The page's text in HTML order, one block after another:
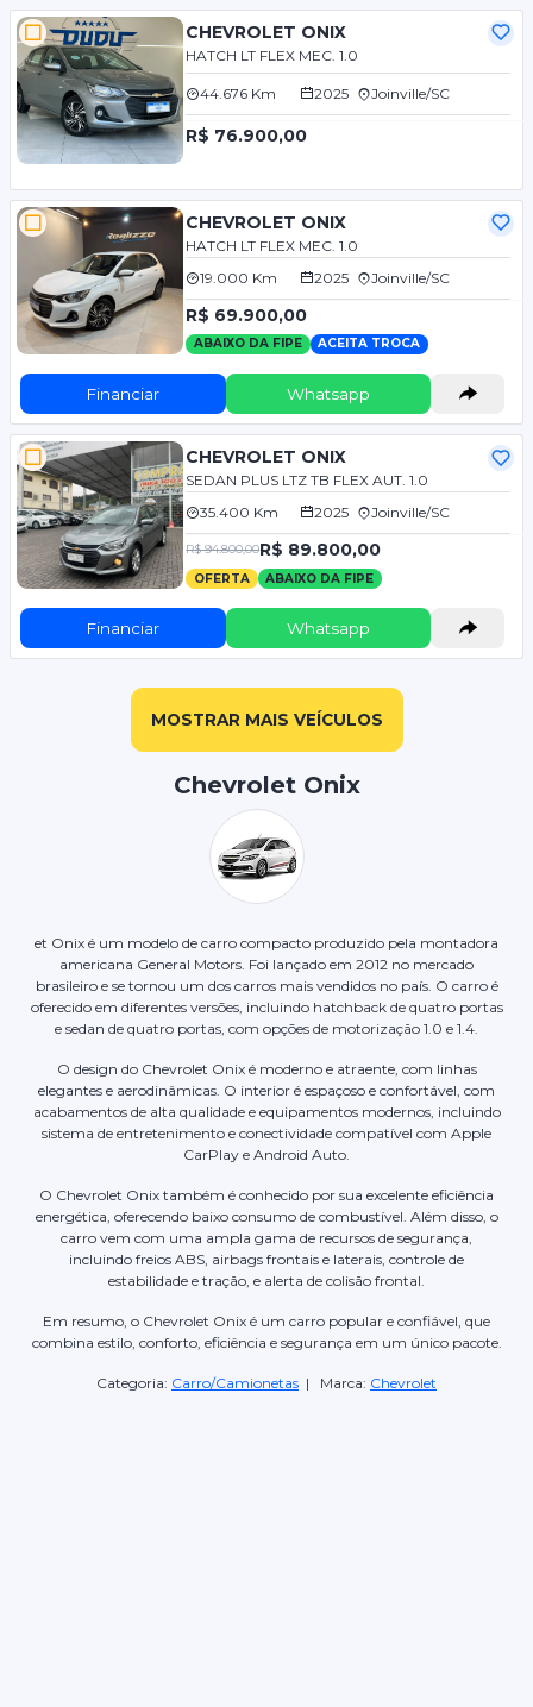
CHEVROLET ONIX
HATCH LT FLEX MEC. 1.0
44.676 Km 2025 Joinville/SC
R$ 76.900,00
CHEVROLET ONIX
HATCH LT FLEX MEC. 1.0
19.000 Km
2025 Joinville/SC
R$ 69.900,00
ABAIXO DA FIPE ACEITA TROCA
Financiar Whatsapp
CHEVROLET ONIX
SEDAN PLUS LTZ TB FLEX AUT. 1.0
35.400 Km
2025 Joinville/SC
R$ 94.800,00R$ 89.800,00
OFERTA ABAIXO DA FIPE
Financiar Whatsapp
MOSTRAR MAIS VEÍCULOS
Chevrolet Onix
et Onix é um modelo de carro compacto produzido pela montadora
americana General Motors. Foi lançado em 2012 no mercado
brasileiro e se tornou um dos carros mais vendidos no país. O carro é
oferecido em diferentes versões, incluindo hatchback de quatro portas
e sedan de quatro portas, com opções de motorização 1.0 e 1.4.
O design do Chevrolet Onix é moderno e atraente, com linhas
elegantes e aerodinâmicas. O interior é espaçoso e confortável, com
acabamentos de alta qualidade e equipamentos modernos, incluindo
sistema de entretenimento e conectividade compatível com Apple
CarPlay e Android Auto.
O Chevrolet Onix também é conhecido por sua excelente eficiência
energética, oferecendo baixo consumo de combustível. Além disso, o
carro vem com uma ampla gama de recursos de segurança,
incluindo freios ABS, airbags frontais e laterais, controle de
estabilidade e tração, e alerta de colisão frontal.
Em resumo, o Chevrolet Onix é um carro popular e confiável, que
combina estilo, conforto, eficiência e segurança em um único pacote.
Categoria: Carro/Camionetas | Marca: Chevrolet